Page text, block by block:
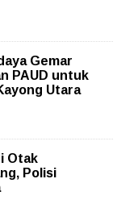
Gemar
PAUD untuk
Utara
Otak
Polisi